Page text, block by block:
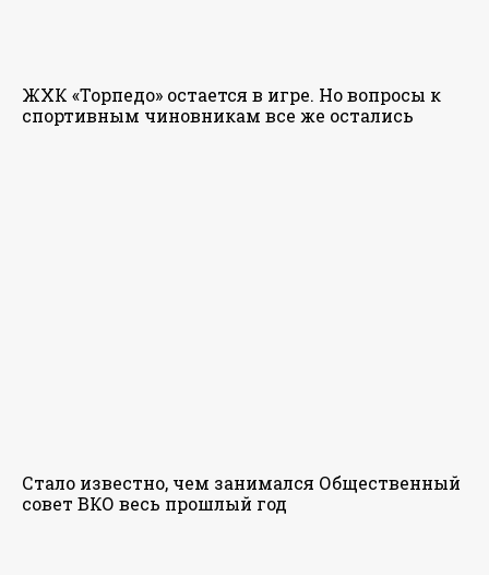
ЖХК «Торпедо» остается в игре. Но вопросы к
спортивным чиновникам все же остались
Стало известно, чем занимался Общественный
совет ВКО весь прошлый год